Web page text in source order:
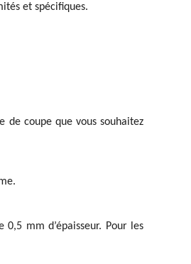
et spécifiques.
de coupe que vous souhaitez
mm d’épaisseur. Pour les